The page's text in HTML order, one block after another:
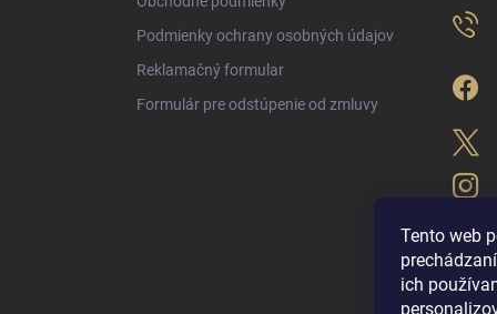
Tento web
ich
Podmienky ochrany osobných údajov
Reklamačný formular
Formulár pre odstúpenie od zmluvy
LUX PARFÉM